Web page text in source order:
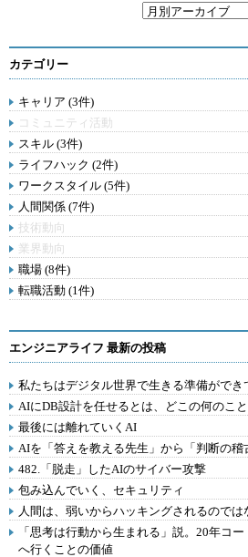
カテゴリー
キャリア (3件)
コミュニティ活動
スキル (3件)
ライフハック (2件)
ワークスタイル (5件)
人間関係 (7件)
技術動向
業界動向
職場 (8件)
転職活動 (1件)
エンジニアライフ 最新の投稿
私たちはデジタル世界で生きる準備ができ
AIにDB設計を任せるとは、どこの何のこ
最後には離れていくAI
AIを「答えを教える先生」から「判断の稽
482.「脱走」したAIのサイバー攻撃
包み込んでいく、セキュリティ
人間は、弱いからハッキングされるのでは
「思考は行動から生まれる」説。20年コ
へ行くことの価値